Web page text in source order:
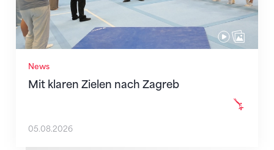
News
Mit klaren Zielen nach Zagreb
05.08.2026